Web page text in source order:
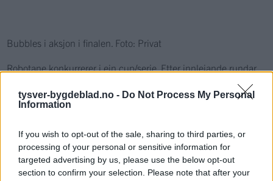
tysver-bygdeblad.no - Do Not Process My Personal
Information
If you wish to opt-out of the sale, sharing to third parties, or
processing of your personal or sensitive information for
targeted advertising by us, please use the below opt-out
section to confirm your selection. Please note that after your
Bubbles i aksjon i finalen. Foto: Privat
Robotane konkurrerer i ein cup/serie. Etter innleiande rundar
går dei beste vidare til kvartfinalar, semifinalar og finale. Laga
sitt oppdrag denne sesongen var å betre måten menneske finn,
problem innan menneske sitt vasskretsløp.
Laget Bubbles frå Frakkagjerd var i finalen med laget Team
Gosen.